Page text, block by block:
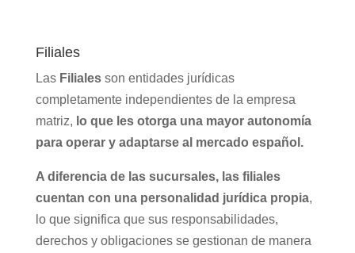
Filiales
Las Filialesson entidades jurídicas
completamente independientes de la empresa
matriz, lo que les otorga una mayor autonomía
para operar y adaptarse al mercado español.
A diferencia de las sucursales, las filiales
cuentan con una personalidad jurídica propia,
lo que significa que sus responsabilidades,
derechos y obligaciones se gestionan de manera